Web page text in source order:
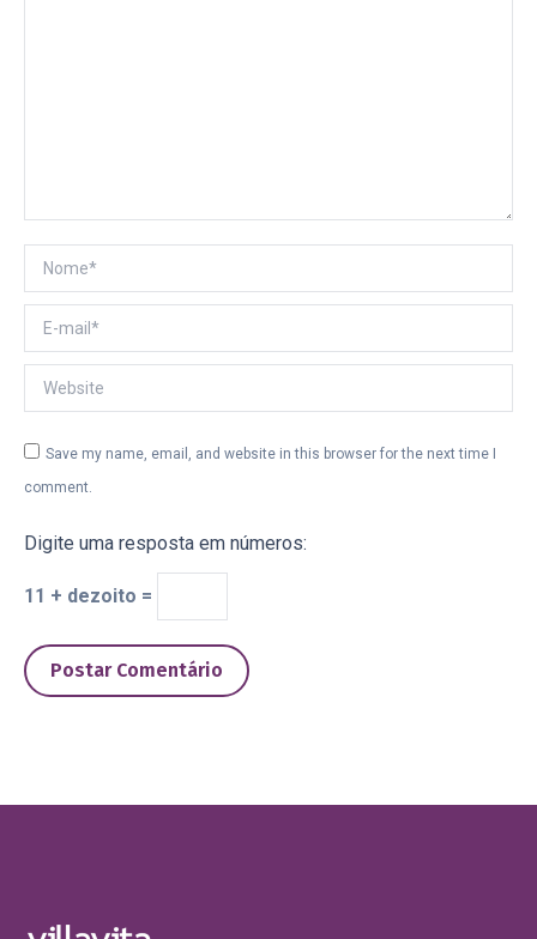
Nome *
E-mail *
Website
Save my name, email, and website in this browser for the next time I
comment.
Digite uma resposta em números:
11 + dezoito =
Postar Comentário